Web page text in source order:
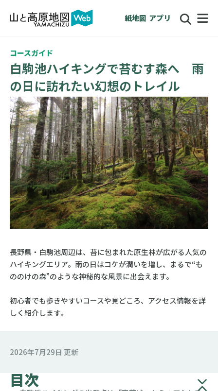
紙地図 アプリ
コースガイド
白駒池ハイキングで苔むす森へ 雨
の日に訪れたい幻想のトレイル
長野県・白駒池周辺は、苔に包まれた原生林が広がる人気の
ハイキングエリア。雨の日はコケが潤いを増し、まるで“も
ののけの森”のような神秘的な風景に出会えます。
初心者でも歩きやすいコースや見どころ、アクセス情報を詳
しく紹介します。
2026年7月29日 更新
目次